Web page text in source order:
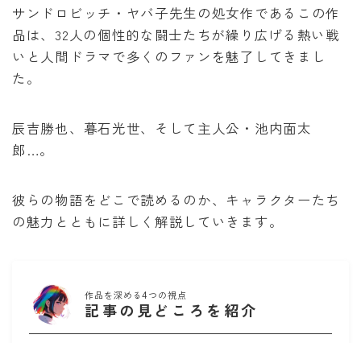
薬屋のひとりごと
黒執事
俺だけレベルアップな件
泣いてみろ、乞うてもいい
君に届け
サンドロビッチ・ヤバ子先生の処女作であるこの作
品は、32人の個性的な闘士たちが繰り広げる熱い戦
いと人間ドラマで多くのファンを魅了してきまし
た。
辰吉勝也、暮石光世、そして主人公・池内面太
郎…。
彼らの物語をどこで読めるのか、キャラクターたち
の魅力とともに詳しく解説していきます。
作品を深める4つの視点
記事の見どころを紹介